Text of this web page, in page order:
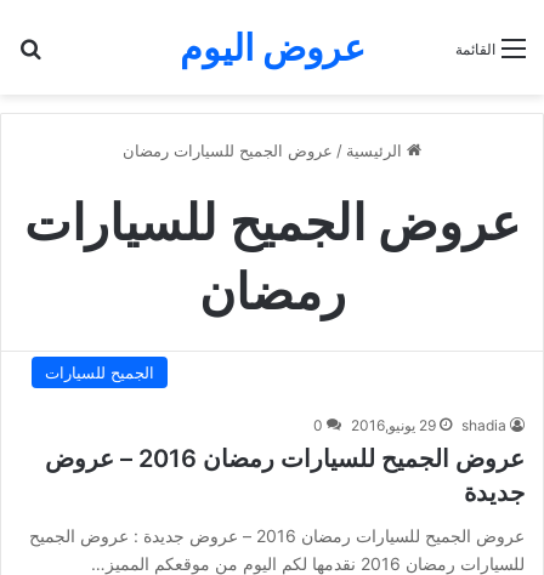
عروض اليوم القائمة
الرئيسية / عروض الجميح للسيارات رمضان
عروض الجميح للسيارات
رمضان
الجميح للسيارات
shadia 29 يونيو,2016 0
عروض الجميح للسيارات رمضان 2016 – عروض
جديدة
عروض الجميح للسيارات رمضان 2016 – عروض جديدة : عروض الجميح
للسيارات رمضان 2016 نقدمها لكم اليوم من موقعكم المميز…